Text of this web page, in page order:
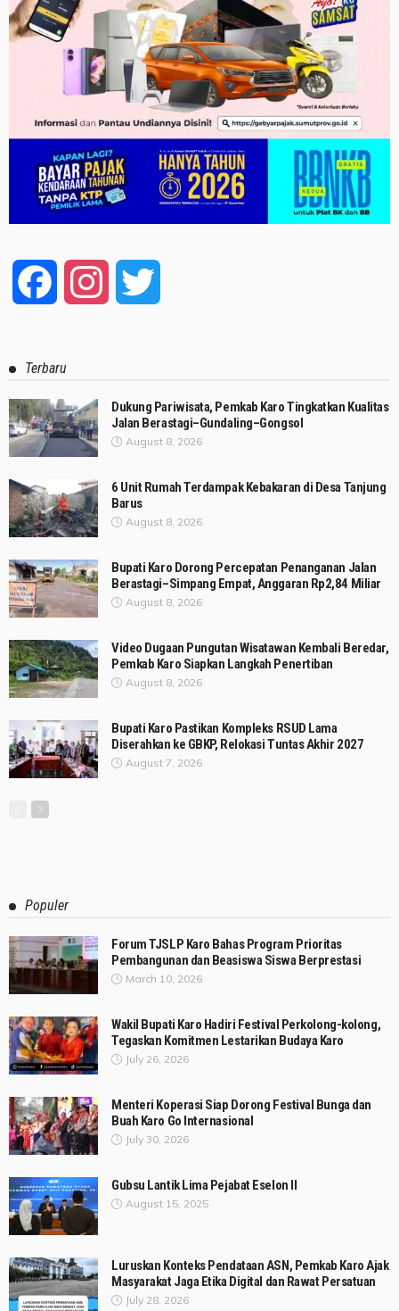
Facebook Instagram
Terbaru
Dukung Pariwisata, Pemkab Karo Tingkatkan Kualitas
Jalan Berastagi–Gundaling–Gongsol
August 8, 2026
6 Unit Rumah Terdampak Kebakaran di Desa Tanjung
Barus
August 8, 2026
Bupati Karo Dorong Percepatan Penanganan Jalan
Berastagi–Simpang Empat, Anggaran Rp2,84 Miliar
August 8, 2026
Video Dugaan Pungutan Wisatawan Kembali Beredar,
Pemkab Karo Siapkan Langkah Penertiban
August 8, 2026
Bupati Karo Pastikan Kompleks RSUD Lama
Diserahkan ke GBKP, Relokasi Tuntas Akhir 2027
August 7, 2026
Populer
Forum TJSLP Karo Bahas Program Prioritas
Pembangunan dan Beasiswa Siswa Berprestasi
March 10, 2026
Wakil Bupati Karo Hadiri Festival Perkolong-kolong,
Tegaskan Komitmen Lestarikan Budaya Karo
July 26, 2026
Menteri Koperasi Siap Dorong Festival Bunga dan
Buah Karo Go Internasional
July 30, 2026
Gubsu Lantik Lima Pejabat Eselon II
August 15, 2025
Luruskan Konteks Pendataan ASN, Pemkab Karo Ajak
Masyarakat Jaga Etika Digital dan Rawat Persatuan
July 28, 2026